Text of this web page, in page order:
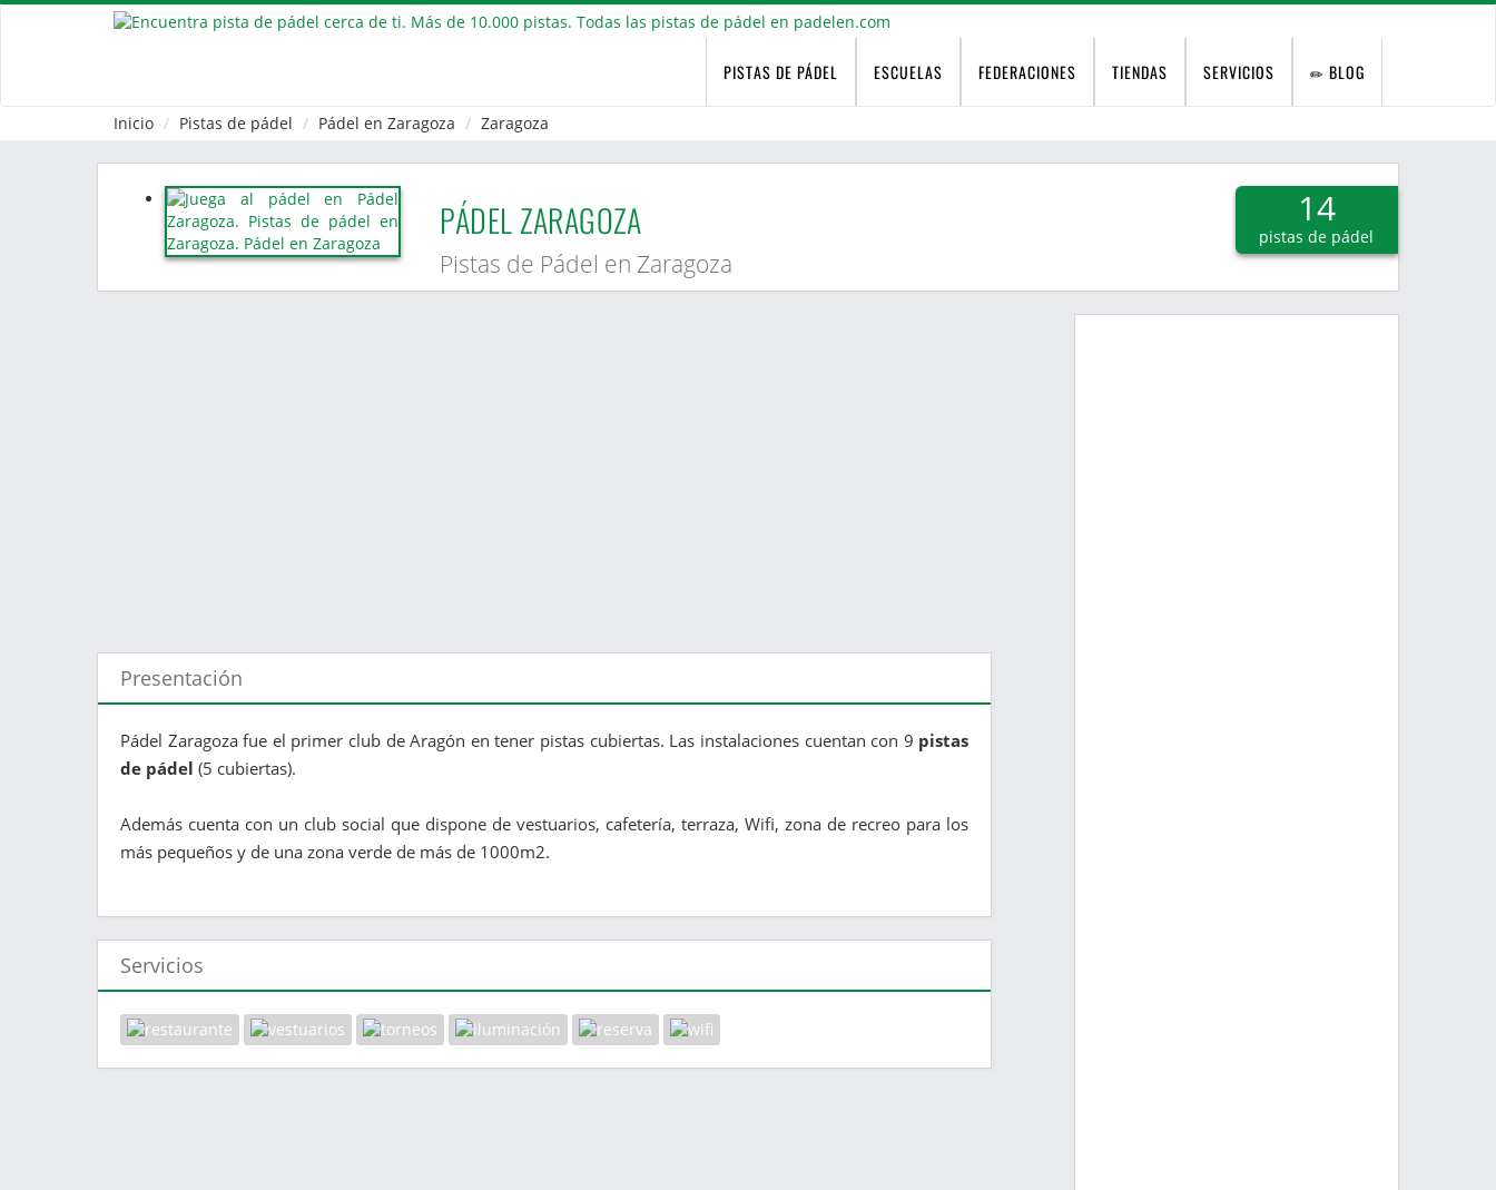
PISTAS DE PÁDEL ESCUELAS FEDERACIONES TIENDAS SERVICIOS BLOG
Inicio Pistas de pádel Pádel en Zaragoza Zaragoza
PÁDEL ZARAGOZA
Pistas de Pádel en Zaragoza
14
pistas de pádel
Presentación
Pádel Zaragoza fue el primer club de Aragón en tener pistas cubiertas. Las instalaciones cuentan con 9 pistas
de pádel (5 cubiertas).
Además cuenta con un club social que dispone de vestuarios, cafetería, terraza, Wifi, zona de recreo para los
más pequeños y de una zona verde de más de 1000m2.
Servicios